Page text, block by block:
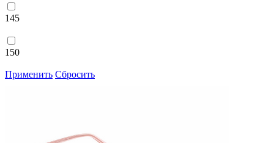
145
150
Применить Сбросить